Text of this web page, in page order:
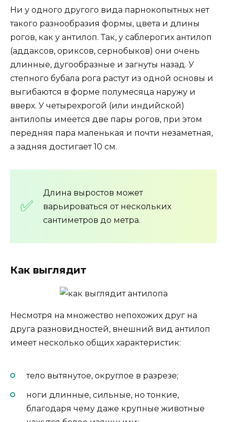
Ни у одного другого вида парнокопытных нет
такого разнообразия формы, цвета и длины
рогов, как у антилоп. Так, у саблерогих антилоп
(аддаксов, ориксов, сернобыков) они очень
длинные, дугообразные и загнуты назад. У
степного бубала рога растут из одной основы и
выгибаются в форме полумесяца наружу и
вверх. У четырехрогой (или индийской)
антилопы имеется две пары рогов, при этом
передняя пара маленькая и почти незаметная,
а задняя достигает 10 см.
Длина выростов может
варьироваться от нескольких
сантиметров до метра.
Как выглядит
Несмотря на множество непохожих друг на
друга разновидностей, внешний вид антилоп
имеет несколько общих характеристик:
тело вытянутое, округлое в разрезе;
ноги длинные, сильные, но тонкие,
благодаря чему даже крупные животные